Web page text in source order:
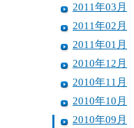
2011年03月
2011年02月
2011年01月
2010年12月
2010年11月
2010年10月
2010年09月